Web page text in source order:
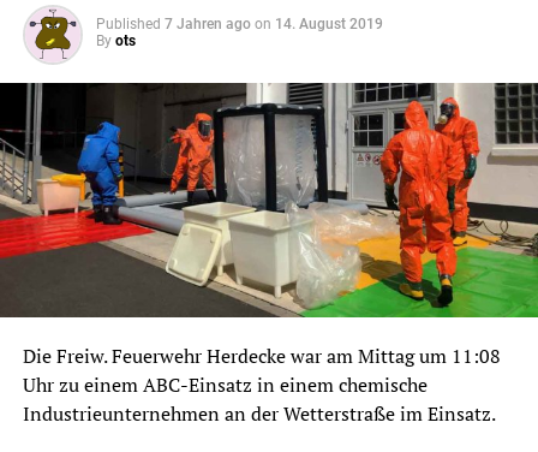
Published 7 Jahren ago on 14. August 2019
By ots
Die Freiw. Feuerwehr Herdecke war am Mittag um 11:08
Uhr zu einem ABC-Einsatz in einem chemische
Industrieunternehmen an der Wetterstraße im Einsatz.